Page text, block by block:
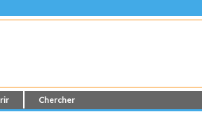
Chercher